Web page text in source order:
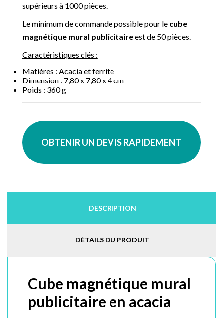
supérieurs à 1000 pièces.
Le minimum de commande possible pour le cube
magnétique mural publicitaireest de 50 pièces.
Caractéristiques clés :
Matières : Acacia et ferrite
Dimension : 7,80 x 7,80 x 4 cm
Poids : 360 g
OBTENIR UN DEVIS RAPIDEMENT
DESCRIPTION
DÉTAILS DU PRODUIT
Cube magnétique mural
publicitaire en acacia